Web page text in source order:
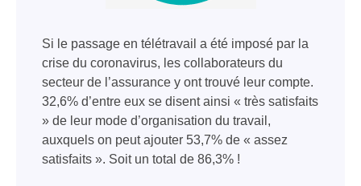
Si le passage en télétravail a été imposé par la
crise du coronavirus, les collaborateurs du
secteur de l’assurance y ont trouvé leur compte.
32,6% d’entre eux se disent ainsi « très satisfaits
» de leur mode d’organisation du travail,
auxquels on peut ajouter 53,7% de « assez
satisfaits ». Soit un total de 86,3% !